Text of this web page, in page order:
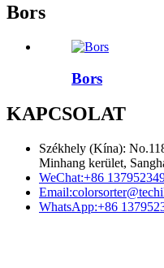
Bors
Bors
KAPCSOLAT
Székhely (Kína):
Minhang kerület,
WeChat:+86
Email:
WhatsApp:+86